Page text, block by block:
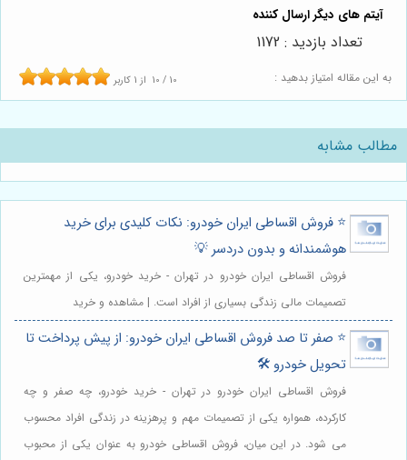
به این مقاله امتیاز بدهید : 10 / 10 از 1 کاربر
تعداد بازدید : 1172
مطالب مشابه
⭐️ فروش اقساطی ایران خودرو: نکات کلیدی برای خرید
هوشمندانه و بدون دردسر 💡
فروش اقساطی ایران خودرو در تهران - خرید خودرو، یکی از مهمترین
تصمیمات مالی زندگی بسیاری از افراد است. | مشاهده و خرید
⭐️ صفر تا صد فروش اقساطی ایران خودرو: از پیش پرداخت تا
تحویل خودرو 🛠️
فروش اقساطی ایران خودرو در تهران - خرید خودرو، چه صفر و چه
کارکرده، همواره یکی از تصمیمات مهم و پرهزینه در زندگی افراد محسوب
می شود. در این میان، فروش اقساطی خودرو به عنوان یکی از محبوب